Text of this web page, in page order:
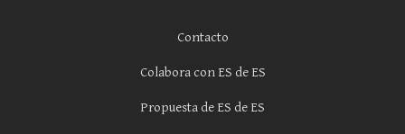
Contacto
Colabora con ES de ES
Propuesta de ES de ES